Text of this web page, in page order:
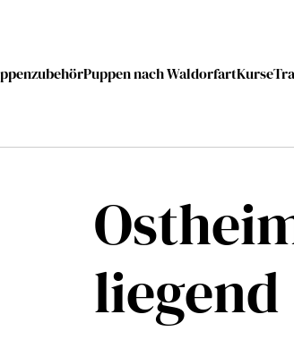
Puppen nach WaldorfartKurse
liegend